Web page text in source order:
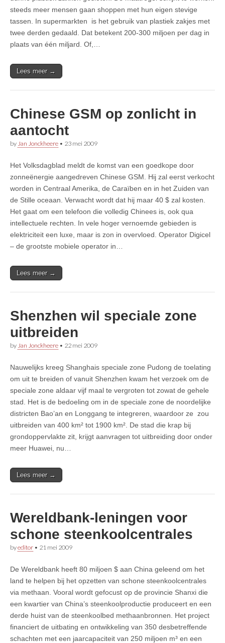
steeds meer mensen gaan shoppen met hun eigen stevige
tassen. In supermarkten is het gebruik van plastiek zakjes met
twee derden gedaald. Dat betekent 200-300 miljoen per dag in
plaats van één miljard. Of,…
Lees meer →
Chinese GSM op zonlicht in
aantocht
by Jan Jonckheere • 23 mei 2009
Het Volksdagblad meldt de komst van een goedkope door
zonneënergie aangedreven Chinese GSM. Hij zal eerst verkocht
worden in Centraal Amerika, de Caraïben en in het Zuiden van
de Stille oceaan. Verwacht wordt dat hij maar 40 $ zal kosten.
Het gaat om een telefoon die volledig Chinees is, ook qua
intellectuele rechten. In vele hoger vernoemde gebieden is
elektriciteit een luxe, maar is zon in overvloed. Operator Digicel
– de grootste mobiele operator in…
Lees meer →
Shenzhen wil speciale zone
uitbreiden
by Jan Jonckheere • 22 mei 2009
Nauwelijks kreeg Shanghais speciale zone Pudong de toelating
om uit te breiden of vanuit Shenzhen kwam het verzoek om de
speciale zone aldaar vijf maal te vergroten tot zowat de gehele
stad. Het is de bedoeling om in de speciale zone de noordelijke
districten Bao’an en Longgang te integreren, waardoor ze zou
uitbreiden van 400 km² tot 1900 km². De stad die krap bij
grondoppervlakte zit, krijgt aanvragen tot uitbreiding door onder
meer Huawei, nu…
Lees meer →
Wereldbank-leningen voor
schone steenkoolcentrales
byeditor • 21 mei 2009
De Wereldbank heeft 80 miljoen $ aan China geleend om het
land te helpen bij het opzetten van schone steenkoolcentrales
via methaan. Vooral wordt gefocust op de provincie Shanxi die
een kwartier van China’s steenkoolproductie produceert en een
derde huist van de steenkoolbed methaanbronnen. Het project
financiert de uitbating en ontwikkeling van 350 desbetreffende
schachten met een jaarcapaciteit van 250 miljoen m³ en een